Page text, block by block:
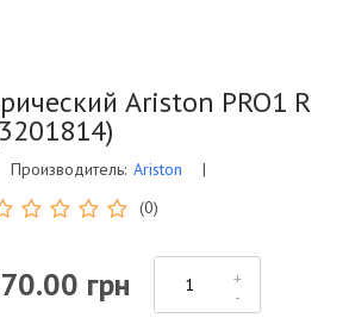
Ariston PRO1 R
Производитель: Ariston
|
(0)
грн